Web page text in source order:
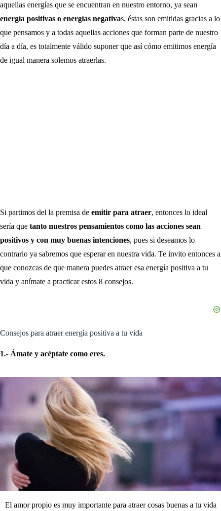
aquellas energías que se encuentran en nuestro entorno, ya sean
energía positivas o energías negativas, éstas son emitidas gracias a lo
que pensamos y a todas aquellas acciones que forman parte de nuestro
día a día, es totalmente válido suponer que así cómo emitimos energía
de igual manera solemos atraerlas.
Si partimos del la premisa de emitir para atraer, entonces lo ideal
sería que tanto nuestros pensamientos como las acciones sean
positivos y con muy buenas intenciones, pues si deseamos lo
contrario ya sabremos que esperar en nuestra vida. Te invito entonces a
que conozcas de que manera puedes atraer esa energía positiva a tu
vida y anímate a practicar estos 8 consejos.
Consejos para atraer energía positiva a tu vida
1.- Ámate y acéptate como eres.
El amor propio es muy importante para atraer cosas buenas a tu vida